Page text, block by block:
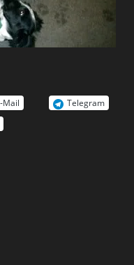
Mail
Telegram